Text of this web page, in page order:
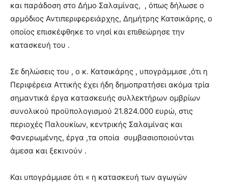
και παράδοση στο Δήμο Σαλαμίνας, , όπως δήλωσε ο
αρμόδιος Αντιπεριφερειάρχης, Δημήτρης Κατσικάρης, ο
οποίος επισκέφθηκε το νησί και επιθεώρησε την
κατασκευή του .
Σε δηλώσεις του , ο κ. Κατσικάρης , υπογράμμισε ,ότι η
Περιφέρεια Αττικής έχει ήδη δημοπρατήσει ακόμα τρία
σημαντικά έργα κατασκευής συλλεκτήρων ομβρίων
συνολικού προϋπολογισμού 21.824.000 ευρώ, στις
περιοχές Παλουκίων, κεντρικής Σαλαμίνας και
Φανερωμένης, έργα ,τα οποία συμβασιοποιούνται
άμεσα και ξεκινούν .
Και υπογράμμισε ότι « η κατασκευή των αγωγών